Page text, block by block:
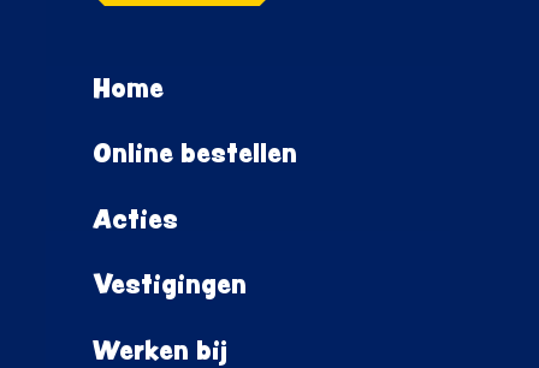
Home
Online bestellen
Acties
Vestigingen
Werken bij